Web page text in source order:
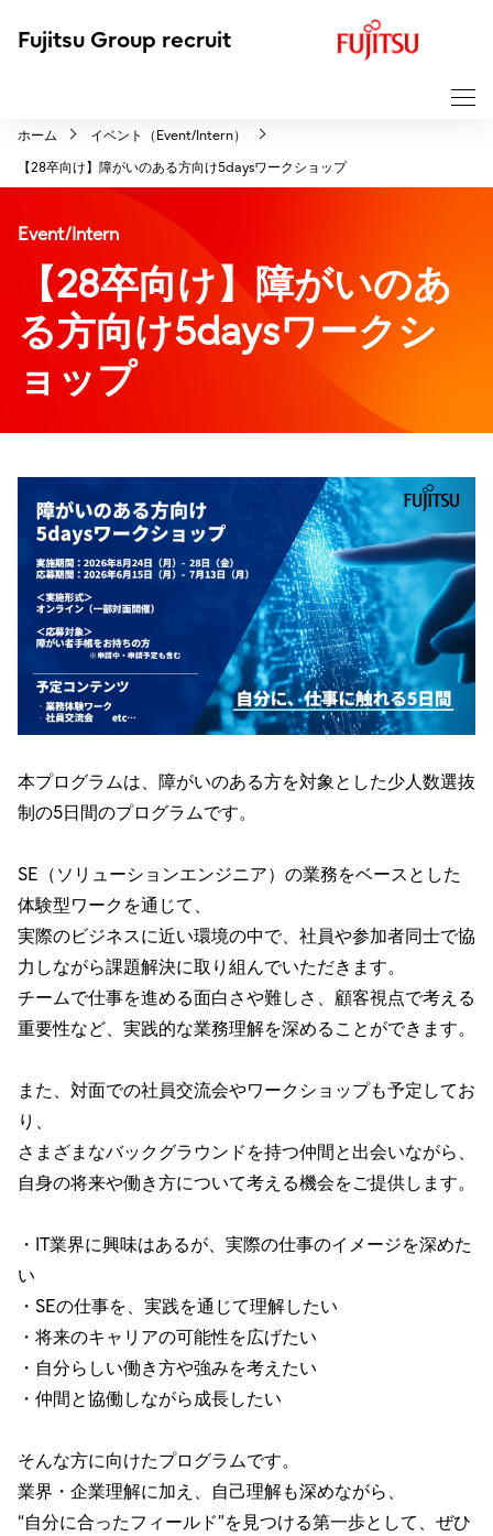
Fujitsu Group recruit
F
s
ホーム
イベント（Event/Intern）
【28卒向け】障がいのある方向け5daysワークショップ
Event/Intern
【28卒向け】障がいのあ
る方向け5daysワークシ
ョップ
本プログラムは、障がいのある方を対象とした少人数選抜
制の5日間のプログラムです。
SE（ソリューションエンジニア）の業務をベースとした
体験型ワークを通じて、
実際のビジネスに近い環境の中で、社員や参加者同士で協
力しながら課題解決に取り組んでいただきます。
チームで仕事を進める面白さや難しさ、顧客視点で考える
重要性など、実践的な業務理解を深めることができます。
また、対面での社員交流会やワークショップも予定してお
り、
さまざまなバックグラウンドを持つ仲間と出会いながら、
自身の将来や働き方について考える機会をご提供します。
・IT業界に興味はあるが、実際の仕事のイメージを深めた
い
・SEの仕事を、実践を通じて理解したい
・将来のキャリアの可能性を広げたい
・自分らしい働き方や強みを考えたい
・仲間と協働しながら成長したい
そんな方に向けたプログラムです。
業界・企業理解に加え、自己理解も深めながら、
“自分に合ったフィールド”を見つける第一歩として、ぜひ